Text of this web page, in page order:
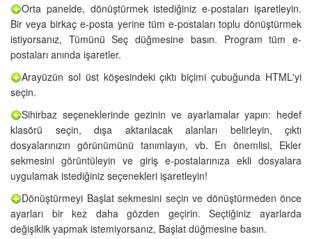
Orta panelde, dönüştürmek istediğiniz e-postaları işaretleyin.
Bir veya birkaç e-posta yerine tüm e-postaları toplu dönüştürmek
istiyorsanız, Tümünü Seç düğmesine basın. Program tüm e-
postaları anında işaretler.
Arayüzün sol üst köşesindeki çıktı biçimi çubuğunda HTML'yi
seçin.
Sihirbaz seçeneklerinde gezinin ve ayarlamalar yapın: hedef
klasörü seçin, dışa aktarılacak alanları belirleyin, çıktı
dosyalarınızın görünümünü tanımlayın, vb. En önemlisi, Ekler
sekmesini görüntüleyin ve giriş e-postalarınıza ekli dosyalara
uygulamak istediğiniz seçenekleri işaretleyin!
Dönüştürmeyi Başlat sekmesini seçin ve dönüştürmeden önce
ayarları bir kez daha gözden geçirin. Seçtiğiniz ayarlarda
değişiklik yapmak istemiyorsanız, Başlat düğmesine basın.